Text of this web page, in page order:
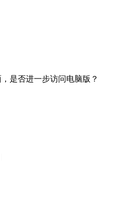
是否进一步访问电脑版？